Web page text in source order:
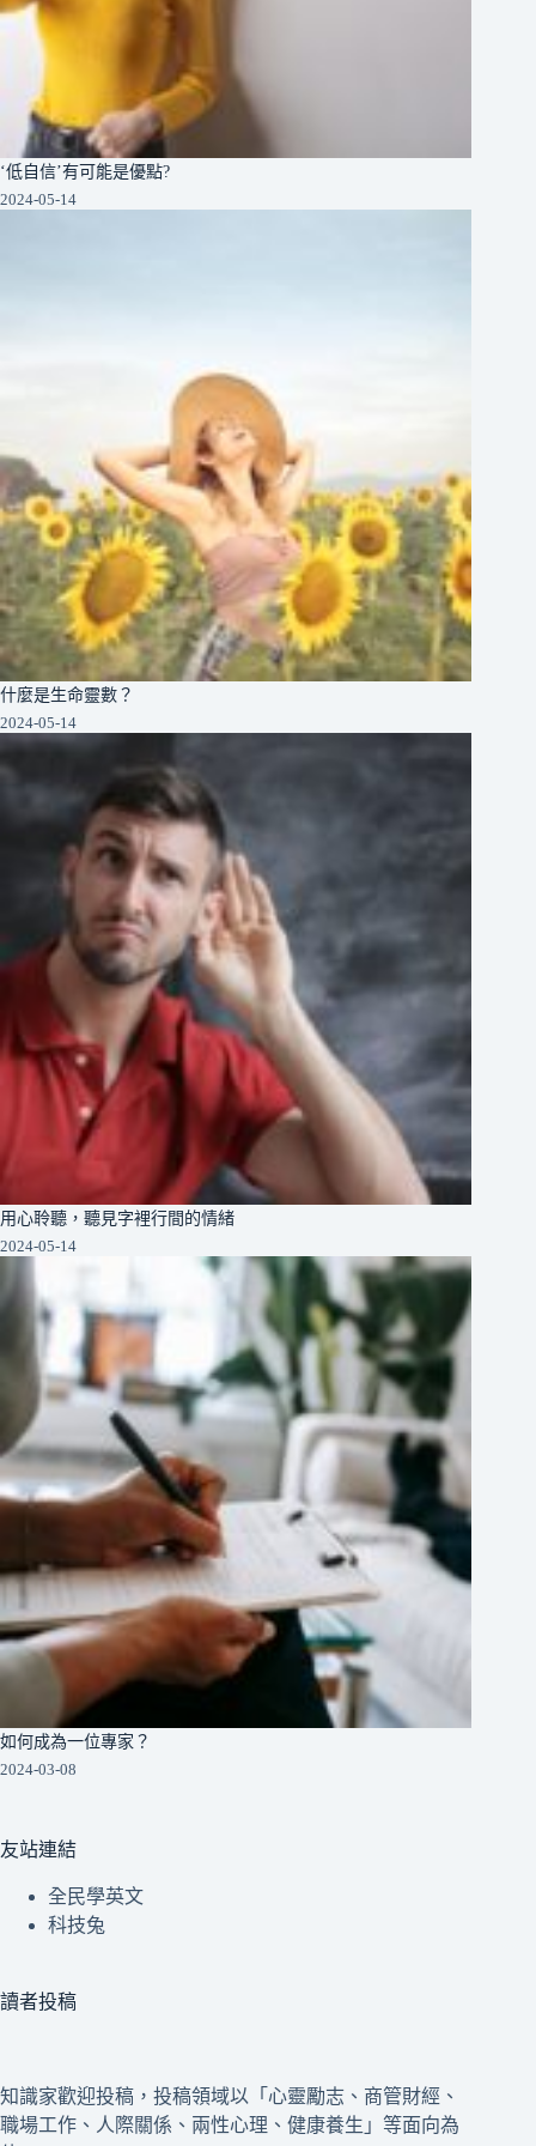
‘低自信’有可能是優點?
2024-05-14
什麼是生命靈數？
2024-05-14
用心聆聽，聽見字裡行間的情緒
2024-05-14
如何成為一位專家？
2024-03-08
友站連結
全民學英文
科技兔
讀者投稿
知識家歡迎投稿，投稿領域以「心靈勵志、商管財經、
職場工作、人際關係、兩性心理、健康養生」等面向為